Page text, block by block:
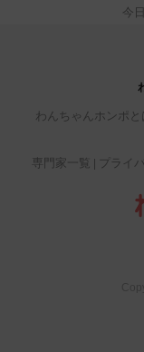
今
わんちゃんホンポと
専門家一覧
プライ